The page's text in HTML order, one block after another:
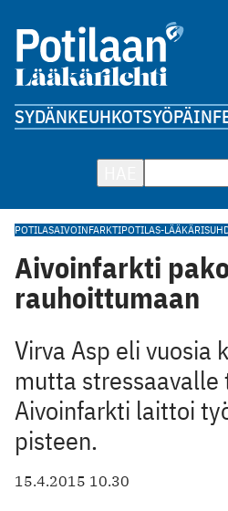
SYDÄNKEUHKOTSYÖPÄ
POTILASAIVOINFARKTIPOTILAS-
Aivoinfarkti
rauhoittumaan
Virva Asp eli vuosia
mutta stressaavalle
Aivoinfarkti laittoi
pisteen.
15.4.2015 10.30